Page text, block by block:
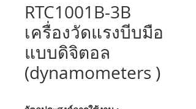
RTC1001B-3B
เครื่องวัดแรงบีบมือ
แบบดิจิตอล
(dynamometers )